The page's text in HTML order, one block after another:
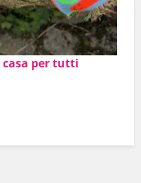
casa per tutti